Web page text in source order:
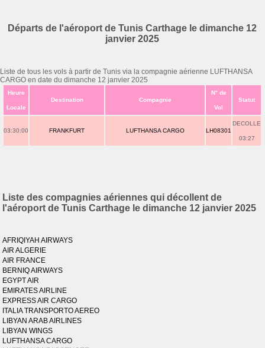
Départs de l'aéroport de Tunis Carthage le dimanche 12
janvier 2025
Liste de tous les vols à partir de Tunis via la compagnie aérienne LUFTHANSA
CARGO en date du dimanche 12 janvier 2025
Heure
Locale
Destination Compagnie
N° de
Vol
Statut
03:30:00 FRANKFURT LUFTHANSA CARGO LH08301
DECOLLE
03:27
Liste des compagnies aériennes qui décollent de
l'aéroport de Tunis Carthage le dimanche 12 janvier 2025
AFRIQIYAH AIRWAYS
AIR ALGERIE
AIR FRANCE
BERNIQ AIRWAYS
EGYPT AIR
EMIRATES AIRLINE
EXPRESS AIR CARGO
ITALIA TRANSPORTO AEREO
LIBYAN ARAB AIRLINES
LIBYAN WINGS
LUFTHANSA CARGO